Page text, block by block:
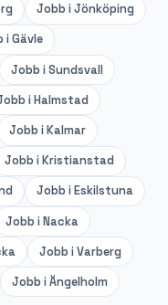
Jobb iJönköping
iGävle
Jobb iSundsvall
iHalmstad
Jobb iKalmar
Jobb iKristianstad
Jobb iEskilstuna
Jobb iNacka
Jobb iVarberg
Jobb iÄngelholm